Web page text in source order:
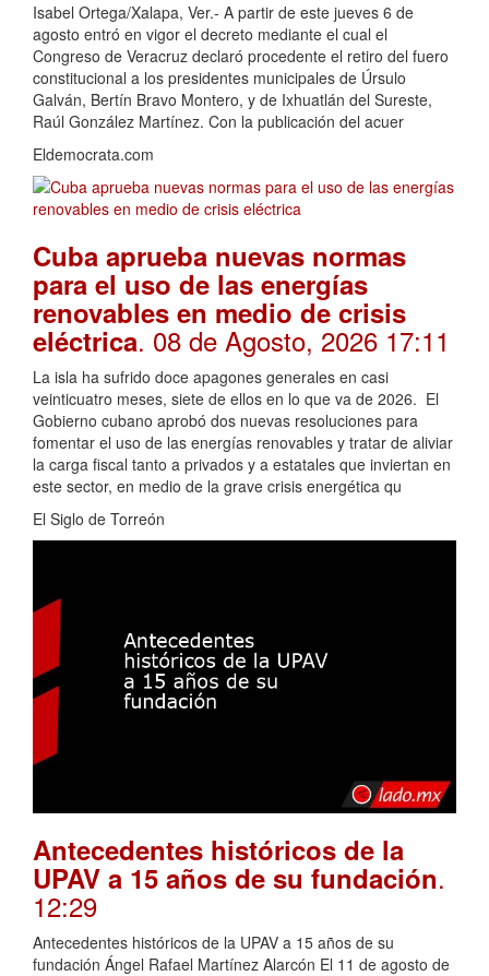
Isabel Ortega/Xalapa, Ver.- A partir de este jueves 6 de
agosto entró en vigor el decreto mediante el cual el
Congreso de Veracruz declaró procedente el retiro del fuero
constitucional a los presidentes municipales de Úrsulo
Galván, Bertín Bravo Montero, y de Ixhuatlán del Sureste,
Raúl González Martínez. Con la publicación del acuer
Eldemocrata.com
Cuba aprueba nuevas normas
para el uso de las energías
renovables en medio de crisis
eléctrica. 08 de Agosto, 2026 17:11
La isla ha sufrido doce apagones generales en casi
veinticuatro meses, siete de ellos en lo que va de 2026. El
Gobierno cubano aprobó dos nuevas resoluciones para
fomentar el uso de las energías renovables y tratar de aliviar
la carga fiscal tanto a privados y a estatales que inviertan en
este sector, en medio de la grave crisis energética qu
El Siglo de Torreón
Antecedentes históricos de la
UPAV a 15 años de su fundación.
12:29
Antecedentes históricos de la UPAV a 15 años de su
fundación Ángel Rafael Martínez Alarcón El 11 de agosto de